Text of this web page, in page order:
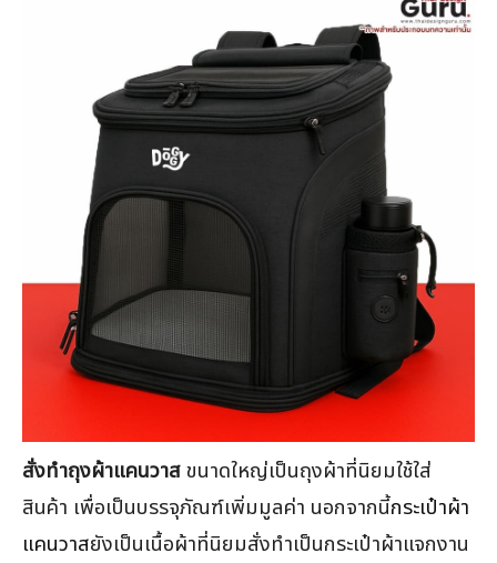
สั่งทำถุงผ้าแคนวาสขนาดใหญ่เป็นถุงผ้าที่นิยมใช้ใส่
สินค้า เพื่อเป็นบรรจุภัณฑ์เพิ่มมูลค่า นอกจากนี้กระเป๋าผ้า
แคนวาสยังเป็นเนื้อผ้าที่นิยมสั่งทำเป็นกระเป๋าผ้าแจกงาน